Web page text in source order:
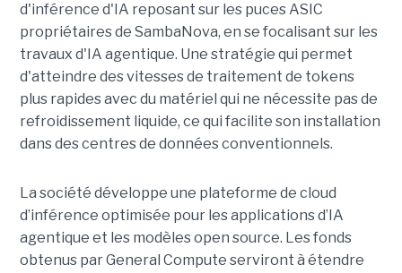
d'inférence d'IA reposant sur les puces ASIC
propriétaires de SambaNova, en se focalisant sur les
travaux d'IA agentique. Une stratégie qui permet
d'atteindre des vitesses de traitement de tokens
plus rapides avec du matériel qui ne nécessite pas de
refroidissement liquide, ce qui facilite son installation
dans des centres de données conventionnels.
La société développe une plateforme de cloud
d’inférence optimisée pour les applications d’IA
agentique et les modèles open source. Les fonds
obtenus par General Compute serviront à étendre